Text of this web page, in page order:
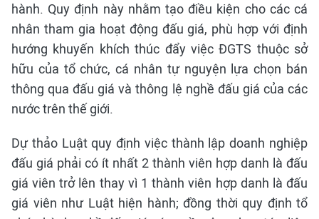
hành. Quy định này nhằm tạo điều kiện cho các cá
nhân tham gia hoạt động đấu giá, phù hợp với định
hướng khuyến khích thúc đẩy việc ĐGTS thuộc sở
hữu của tổ chức, cá nhân tự nguyện lựa chọn bán
thông qua đấu giá và thông lệ nghề đấu giá của các
nước trên thế giới.
Dự thảo Luật quy định việc thành lập doanh nghiệp
đấu giá phải có ít nhất 2 thành viên hợp danh là đấu
giá viên trở lên thay vì 1 thành viên hợp danh là đấu
giá viên như Luật hiện hành; đồng thời quy định tổ